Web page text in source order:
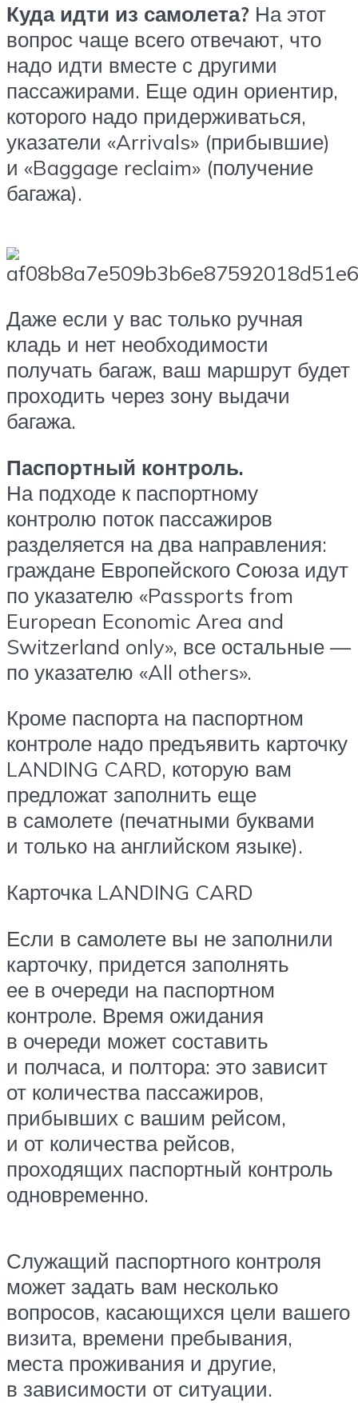
Куда идти из самолета? На этот
вопрос чаще всего отвечают, что
надо идти вместе с другими
пассажирами. Еще один ориентир,
которого надо придерживаться,
указатели «Arrivals» (прибывшие)
и «Baggage reclaim» (получение
багажа).
Даже если у вас только ручная
кладь и нет необходимости
получать багаж, ваш маршрут будет
проходить через зону выдачи
багажа.
Паспортный контроль.
На подходе к паспортному
контролю поток пассажиров
разделяется на два направления:
граждане Европейского Союза идут
по указателю «Passports from
European Economic Area and
Switzerland only», все остальные —
по указателю «All others».
Кроме паспорта на паспортном
контроле надо предъявить карточку
LANDING CARD, которую вам
предложат заполнить еще
в самолете (печатными буквами
и только на английском языке).
Карточка LANDING CARD
Если в самолете вы не заполнили
карточку, придется заполнять
ее в очереди на паспортном
контроле. Время ожидания
в очереди может составить
и полчаса, и полтора: это зависит
от количества пассажиров,
прибывших с вашим рейсом,
и от количества рейсов,
проходящих паспортный контроль
одновременно.
Служащий паспортного контроля
может задать вам несколько
вопросов, касающихся цели вашего
визита, времени пребывания,
места проживания и другие,
в зависимости от ситуации.